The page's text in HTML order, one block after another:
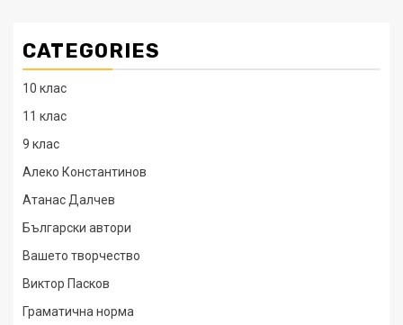
CATEGORIES
10 клас
11 клас
9 клас
Алеко Константинов
Атанас Далчев
Български автори
Вашето творчество
Виктор Пасков
Граматична норма